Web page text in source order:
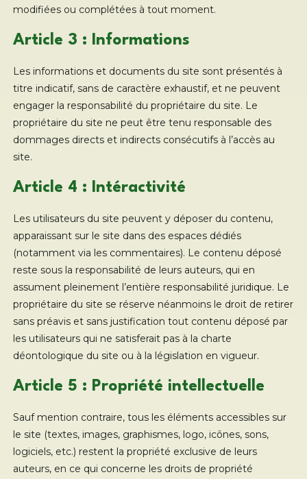
modifiées ou complétées à tout moment.
Article 3 : Informations
Les informations et documents du site sont présentés à
titre indicatif, sans de caractère exhaustif, et ne peuvent
engager la responsabilité du propriétaire du site. Le
propriétaire du site ne peut être tenu responsable des
dommages directs et indirects consécutifs à l’accès au
site.
Article 4 : Intéractivité
Les utilisateurs du site peuvent y déposer du contenu,
apparaissant sur le site dans des espaces dédiés
(notamment via les commentaires). Le contenu déposé
reste sous la responsabilité de leurs auteurs, qui en
assument pleinement l’entière responsabilité juridique. Le
propriétaire du site se réserve néanmoins le droit de retirer
sans préavis et sans justification tout contenu déposé par
les utilisateurs qui ne satisferait pas à la charte
déontologique du site ou à la législation en vigueur.
Article 5 : Propriété intellectuelle
Sauf mention contraire, tous les éléments accessibles sur
le site (textes, images, graphismes, logo, icônes, sons,
logiciels, etc.) restent la propriété exclusive de leurs
auteurs, en ce qui concerne les droits de propriété